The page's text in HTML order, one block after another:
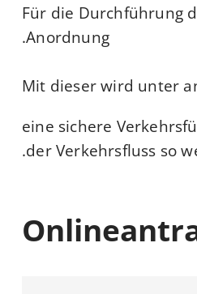
Für die Durchführung
Anordnung.
Mit dieser wird unter
eine sichere
der Verkehrsfluss so